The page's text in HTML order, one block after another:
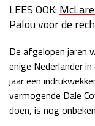
LEES OOK:
Palou voor de
De afgelopen jaren
enige Nederlander
jaar een
vermogende Dale
doen, is nog